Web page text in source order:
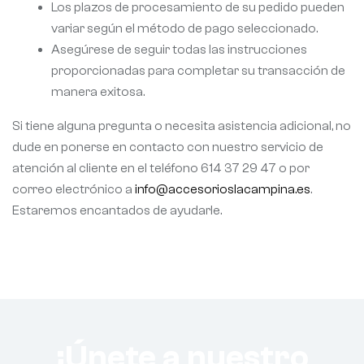
Los plazos de procesamiento de su pedido pueden
variar según el método de pago seleccionado.
Asegúrese de seguir todas las instrucciones
proporcionadas para completar su transacción de
manera exitosa.
Si tiene alguna pregunta o necesita asistencia adicional, no
dude en ponerse en contacto con nuestro servicio de
atención al cliente en el teléfono 614 37 29 47 o por
correo electrónico a info@accesorioslacampina.es.
Estaremos encantados de ayudarle.